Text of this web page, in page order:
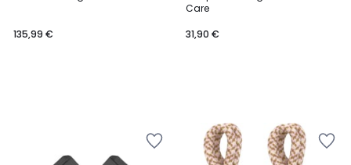
135,99 €
Care
31,90 €